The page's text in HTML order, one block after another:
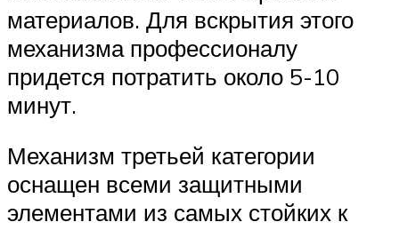
материалов. Для вскрытия этого
механизма профессионалу
придется потратить около 5-10
минут.
Механизм третьей категории
оснащен всеми защитными
элементами из самых стойких к